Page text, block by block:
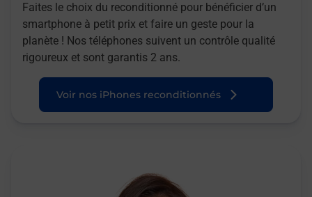
Faites le choix du reconditionné pour bénéficier d’un
smartphone à petit prix et faire un geste pour la
planète ! Nos téléphones suivent un contrôle qualité
rigoureux et sont garantis 2 ans.
Voir nos iPhones reconditionnés